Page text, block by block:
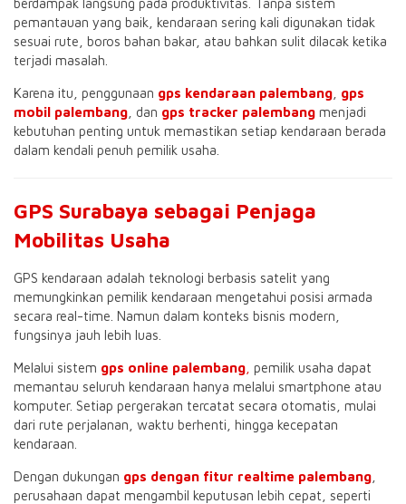
pemantauan yang baik, kendaraan sering kali digunakan tidak
sesuai rute, boros bahan bakar, atau bahkan sulit dilacak ketika
terjadi masalah.
Karena itu, penggunaan gps kendaraan palembang gps
mobil palembang , dan gps tracker palembang menjadi
kebutuhan penting untuk memastikan setiap kendaraan berada
dalam kendali penuh pemilik usaha.
GPS Surabaya sebagai Penjaga
Mobilitas Usaha
GPS kendaraan adalah teknologi berbasis satelit yang
memungkinkan pemilik kendaraan mengetahui posisi armada
secara real-time. Namun dalam konteks bisnis modern,
fungsinya jauh lebih luas.
Melalui sistem gps online palembang pemilik usaha dapat
memantau seluruh kendaraan hanya melalui smartphone atau
komputer. Setiap pergerakan tercatat secara otomatis, mulai
dari rute perjalanan, waktu berhenti, hingga kecepatan
kendaraan.
Dengan dukungan gps dengan fitur realtime palembang
perusahaan dapat mengambil keputusan lebih cepat, seperti